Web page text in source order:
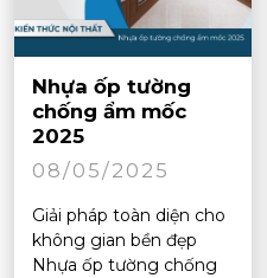
Nhựa ốp tường
chống ẩm mốc
2025
08/05/2025
Giải pháp toàn diện cho
không gian bền đẹp
Nhựa ốp tường chống